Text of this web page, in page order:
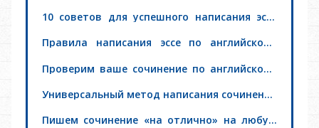
10 советов для успешного написания эссе
егэ английском языке
Правила написания эссе по английскому
Проверим ваше сочинение по английскому
языку
Универсальный метод написания сочинений
по ЕГЭ, TOELF или IELTS: лайфхак
«Утверждение-Пример»
Пишем сочинение «на отлично» на любую